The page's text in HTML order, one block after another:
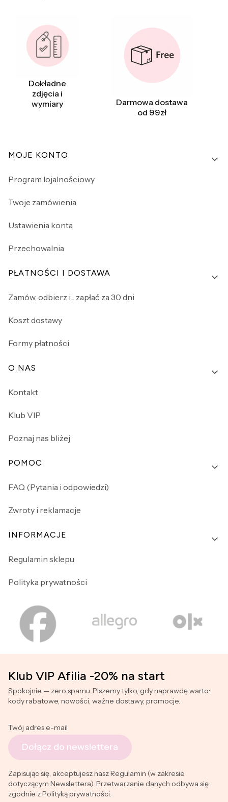
Dokładne
zdjęcia i
wymiary
Darmowa dostawa
od 99zł
Linki w stopce
MOJE KONTO
Program lojalnościowy
Twoje zamówienia
Ustawienia konta
Przechowalnia
PŁATNOŚCI I DOSTAWA
Zamów, odbierz i... zapłać za 30 dni
Koszt dostawy
Formy płatności
O NAS
Kontakt
Klub VIP
Poznaj nas bliżej
POMOC
FAQ (Pytania i odpowiedzi)
Zwroty i reklamacje
INFORMACJE
Regulamin sklepu
Polityka prywatności
Klub VIP Afilia -20% na start
Spokojnie — zero spamu. Piszemy tylko, gdy naprawdę warto:
kody rabatowe, nowości, ważne dostawy, promocje.
Twój adres e-mail
Dołącz do newslettera
Zapisując się, akceptujesz nasz Regulamin (w zakresie
dotyczącym Newslettera). Przetwarzanie danych odbywa się
zgodnie z Polityką prywatności.